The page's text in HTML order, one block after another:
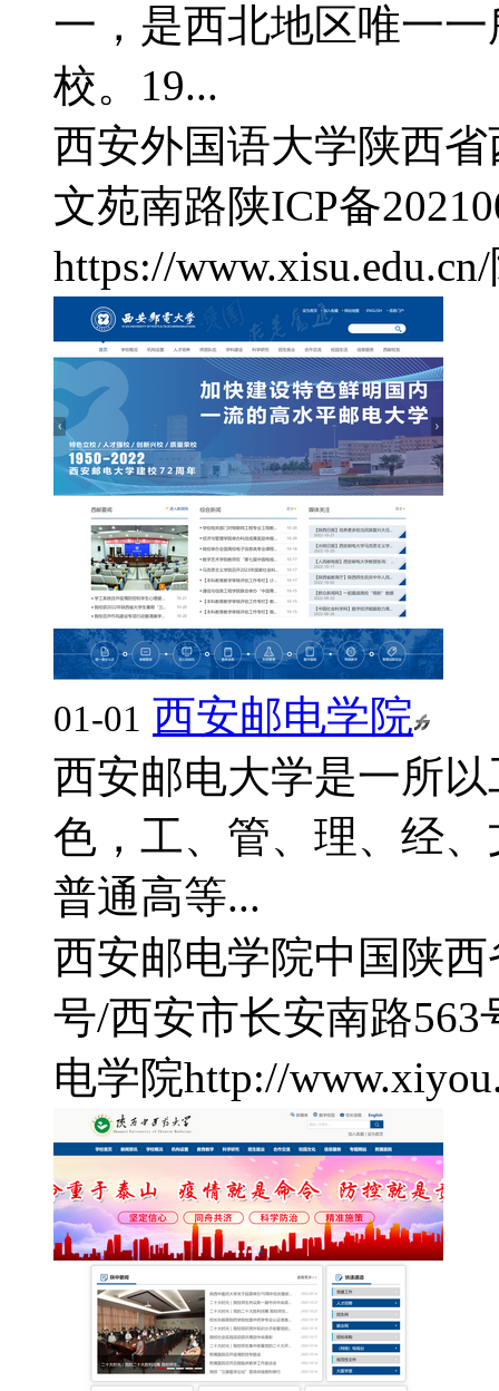
一，是西北地区唯一
校。19...
西安外国语大学陕西
文苑南路陕ICP备
https://www.xisu.edu.cn/
01-01 西安邮电学院
西安邮电大学是一所
色，工、管、理、经
普通高等...
西安邮电学院中国陕
号/西安市长安南路563
电学院http://